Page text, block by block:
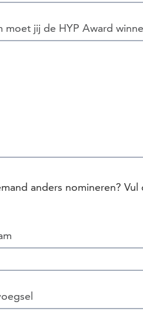
moet jij de HYP Award
anders nomineren?